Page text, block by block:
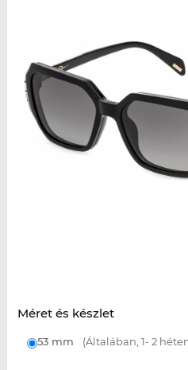
Méret és készlet
53 mm (Általában, 1- 2